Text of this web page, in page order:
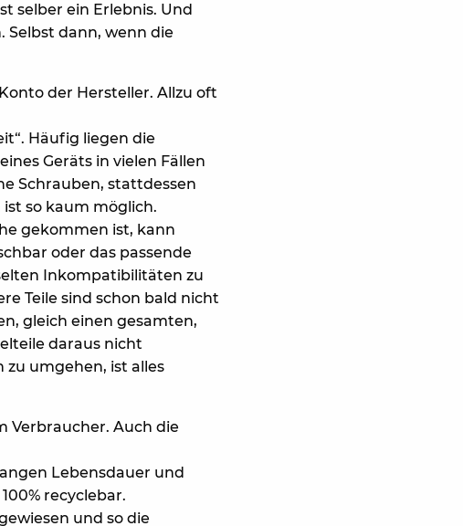
selber ein Erlebnis. Und
Selbst dann, wenn die
der Hersteller. Allzu oft
Häufig liegen die
Geräts in vielen Fällen
Schrauben, stattdessen
so kaum möglich.
gekommen ist, kann
oder das passende
Inkompatibilitäten zu
Teile sind schon bald nicht
gleich einen gesamten,
daraus nicht
umgehen, ist alles
Verbraucher. Auch die
Lebensdauer und
recyclebar.
und so die